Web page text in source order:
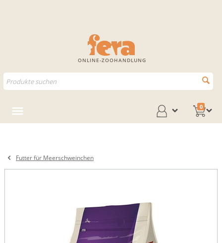
ONLINE-ZOOHANDLUNG
0
Futter für Meerschweinchen